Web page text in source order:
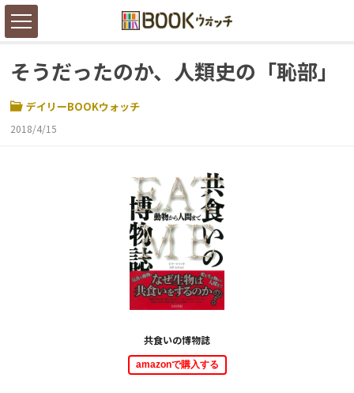
そうだったのか、人類史の「恥部」
デイリーBOOKウォッチ
2018/4/15
共食いの博物誌
amazonで購入する